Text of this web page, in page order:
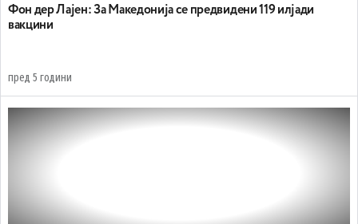
Фон дер Лајен: За Македонија се предвидени 119 илјади
вакцини
пред 5 години